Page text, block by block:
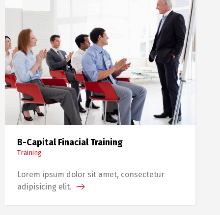
B-Capital Finacial Training
Training
Lorem ipsum dolor sit amet, consectetur
adipisicing elit.